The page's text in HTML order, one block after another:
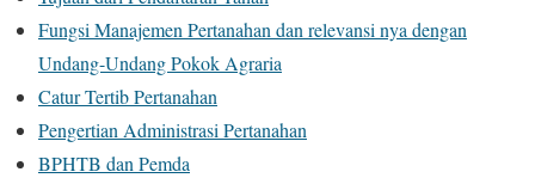
Fungsi Manajemen Pertanahan dan relevansi nya dengan
Undang-Undang Pokok Agraria
Catur Tertib Pertanahan
Pengertian Administrasi Pertanahan
BPHTB dan Pemda